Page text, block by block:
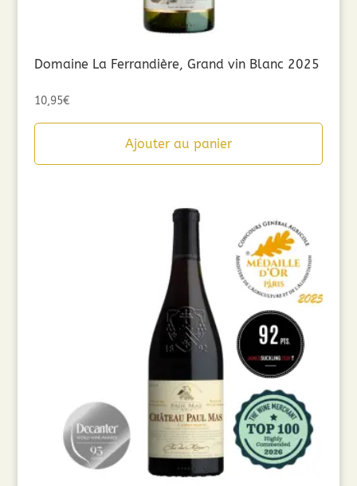
Domaine La Ferrandière, Grand vin Blanc 2025
10,95€
Ajouter au panier